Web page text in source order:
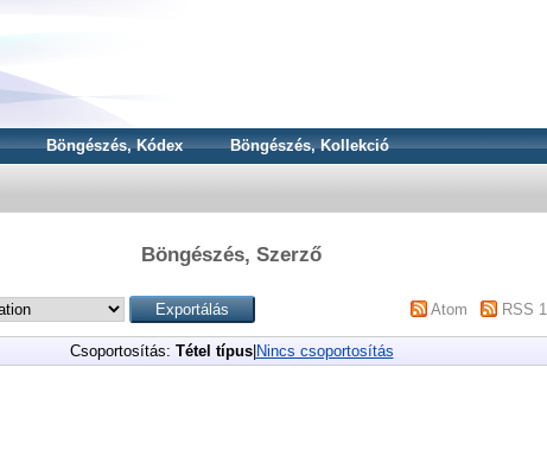
Böngészés, Kódex Böngészés, Kollekció
Böngészés, Szerző
Atom RSS
Csoportosítás: Tétel típus| Nincs csoportosítás